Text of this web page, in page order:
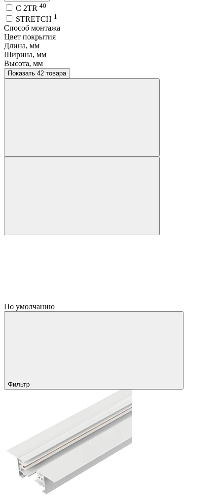
C 2TR 40
STRETCH 1
Способ монтажа
Цвет покрытия
Длина, мм
Ширина, мм
Высота, мм
Показать 42 товара
По умолчанию
Фильтр